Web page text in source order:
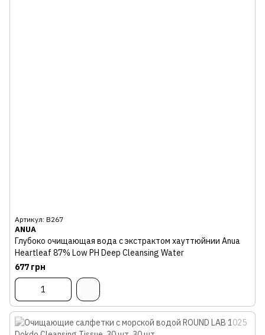
Артикул: В267
ANUA
Глубоко очищающая вода с экстрактом хауттюйнии Anua
Heartleaf 87% Low PH Deep Cleansing Water
677 грн